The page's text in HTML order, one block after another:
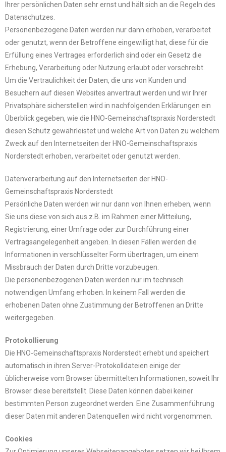
Ihrer persönlichen Daten sehr ernst und hält sich an die Regeln des
Datenschutzes.
Personenbezogene Daten werden nur dann erhoben, verarbeitet
oder genutzt, wenn der Betroffene eingewilligt hat, diese für die
Erfüllung eines Vertrages erforderlich sind oder ein Gesetz die
Erhebung, Verarbeitung oder Nutzung erlaubt oder vorschreibt.
Um die Vertraulichkeit der Daten, die uns von Kunden und
Besuchern auf diesen Websites anvertraut werden und wir Ihrer
Privatsphäre sicherstellen wird in nachfolgenden Erklärungen ein
Überblick gegeben, wie die HNO-Gemeinschaftspraxis Norderstedt
diesen Schutz gewährleistet und welche Art von Daten zu welchem
Zweck auf den Internetseiten der HNO-Gemeinschaftspraxis
Norderstedt erhoben, verarbeitet oder genutzt werden.
Datenverarbeitung auf den Internetseiten der HNO-
Gemeinschaftspraxis Norderstedt
Persönliche Daten werden wir nur dann von Ihnen erheben, wenn
Sie uns diese von sich aus z.B. im Rahmen einer Mitteilung,
Registrierung, einer Umfrage oder zur Durchführung einer
Vertragsangelegenheit angeben. In diesen Fällen werden die
Informationen in verschlüsselter Form übertragen, um einem
Missbrauch der Daten durch Dritte vorzubeugen.
Die personenbezogenen Daten werden nur im technisch
notwendigen Umfang erhoben. In keinem Fall werden die
erhobenen Daten ohne Zustimmung der Betroffenen an Dritte
weitergegeben.
Protokollierung
Die HNO-Gemeinschaftspraxis Norderstedt erhebt und speichert
automatisch in ihren Server-Protokolldateien einige der
üblicherweise vom Browser übermittelten Informationen, soweit Ihr
Browser diese bereitstellt. Diese Daten können dabei keiner
bestimmten Person zugeordnet werden. Eine Zusammenführung
dieser Daten mit anderen Datenquellen wird nicht vorgenommen.
Cookies